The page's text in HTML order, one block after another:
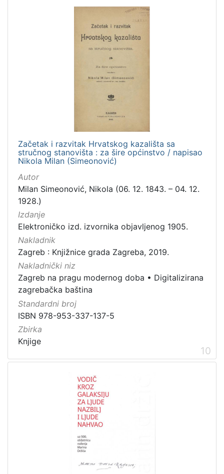
Začetak i razvitak Hrvatskog kazališta sa
stručnog stanovišta : za šire općinstvo / napisao
Nikola Milan (Simeonović)
Autor
Milan Simeonović, Nikola (06. 12. 1843. – 04. 12.
1928.)
Izdanje
Elektroničko izd. izvornika objavljenog 1905.
Nakladnik
Zagreb : Knjižnice grada Zagreba, 2019.
Nakladnički niz
Zagreb na pragu modernog doba • Digitalizirana
zagrebačka baština
Standardni broj
ISBN 978-953-337-137-5
Zbirka
Knjige
10